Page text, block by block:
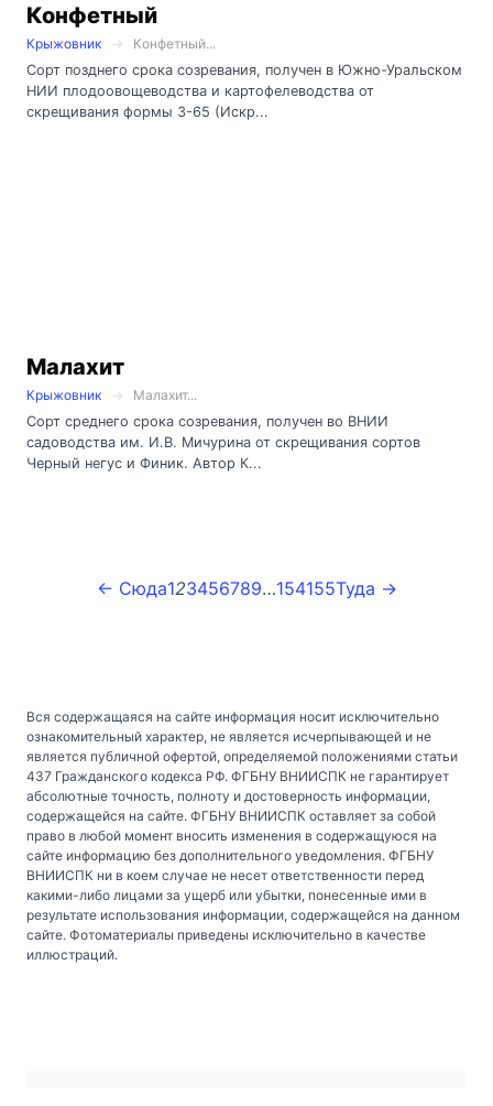
Конфетный
Крыжовник
Конфетный...
Сорт позднего срока созревания, получен в Южно-Уральском
НИИ плодоовощеводства и картофелеводства от
скрещивания формы 3-65 (Искр...
Малахит
Крыжовник
Малахит...
Сорт среднего срока созревания, получен во ВНИИ
садоводства им. И.В. Мичурина от скрещивания сортов
Черный негус и Финик. Автор К...
← Сюда123456789…154155Туда →
Вся содержащаяся на сайте информация носит исключительно
ознакомительный характер, не является исчерпывающей и не
является публичной офертой, определяемой положениями статьи
437 Гражданского кодекса РФ. ФГБНУ ВНИИСПК не гарантирует
абсолютные точность, полноту и достоверность информации,
содержащейся на сайте. ФГБНУ ВНИИСПК оставляет за собой
право в любой момент вносить изменения в содержащуюся на
сайте информацию без дополнительного уведомления. ФГБНУ
ВНИИСПК ни в коем случае не несет ответственности перед
какими-либо лицами за ущерб или убытки, понесенные ими в
результате использования информации, содержащейся на данном
сайте. Фотоматериалы приведены исключительно в качестве
иллюстраций.